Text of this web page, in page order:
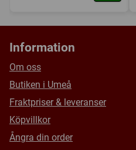
Information
Om oss
Butiken i Umeå
Fraktpriser & leveranser
Köpvillkor
Ångra din order